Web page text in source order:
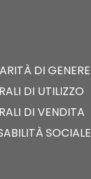
DI GENERE
DI UTILIZZO
DI VENDITA
SOCIALE